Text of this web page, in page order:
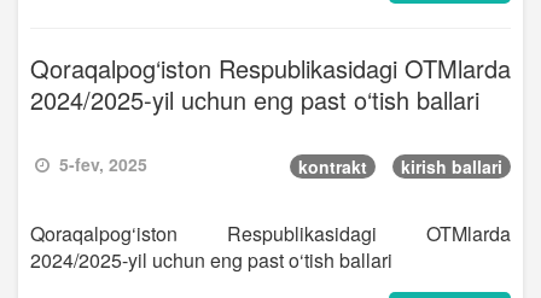
Qoraqalpog‘iston Respublikasidagi OTMlarda
2024/2025-yil uchun eng past o‘tish ballari
5-fev, 2025 kontrakt kirish ballari
Qoraqalpog‘iston Respublikasidagi OTMlarda
2024/2025-yil uchun eng past o‘tish ballari